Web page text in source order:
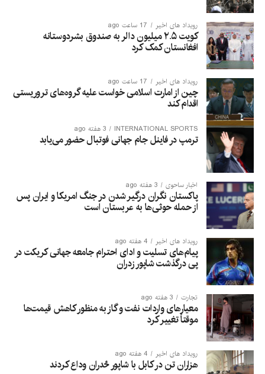
رویداد های اخیر 17 ساعت ago
کویت ۲.۵ میلیون دالر به صندوق بشردوستانه
افغانستان کمک کرد
رویداد های اخیر 17 ساعت ago
چین از امارت اسلامی خواست علیه گروه‌های تروریستی
اقدام کند
INTERNATIONAL SPORTS 3 هفته ago
ترمپ در فاینل جام جهانی فوتبال حضور می‌یابد
اخبار ساحوی 3 هفته ago
پاکستان نگران درگیر شدن در جنگ امریکا و ایران پس
از حمله حوثی‌ها به عربستان است
رویداد های اخیر 4 هفته ago
پیام‌های تسلیت و ادای احترام جامعه جهانی کریکت در
پی درگذشت شاپور زدران
تجارت 3 هفته ago
معیارهای واردات نفت و گاز به منظور کاهش قیمت‌ها
موقتاً تغییر کرد
رویداد های اخیر 4 هفته ago
هزاران تن در کابل با شاپور ځدران وداع کردند